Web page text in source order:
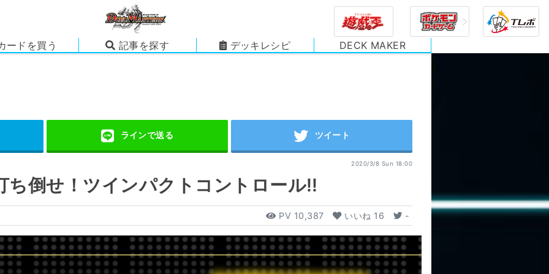
ードを買う 記事を探す デッキレシピ DECK MAKER
2020/3/8 Sun 18:00
ち倒せ！ツインパクトコントロール!!
PV 10,387 いいね 16 -